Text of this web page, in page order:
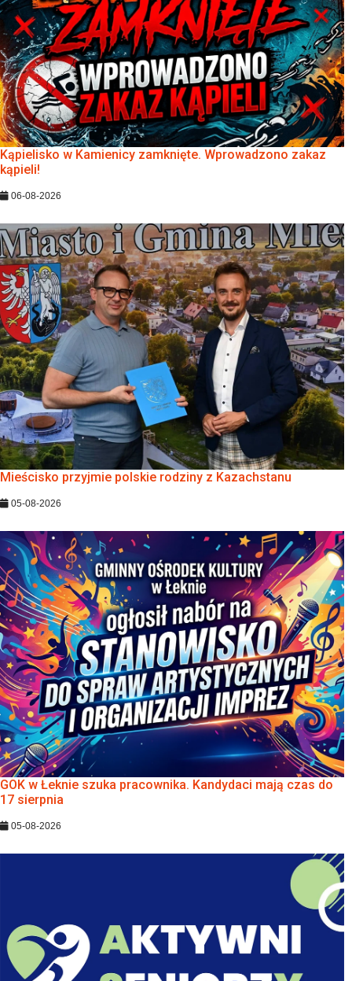
Kąpielisko w Kamienicy zamknięte. Wprowadzono zakaz
kąpieli!
06-08-2026
Mieścisko przyjmie polskie rodziny z Kazachstanu
05-08-2026
GOK w Łeknie szuka pracownika. Kandydaci mają czas do
17 sierpnia
05-08-2026